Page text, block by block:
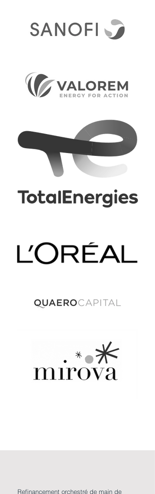
Refinancement orchestré de main de